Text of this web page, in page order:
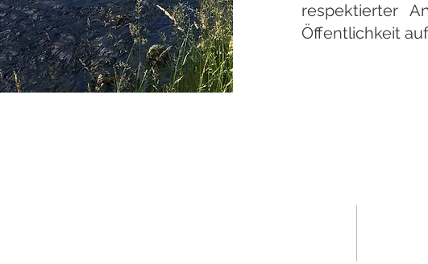
respektierter
Öffentlichkeit